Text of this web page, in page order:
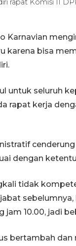
rapat Komisi II
Karnavian
karena bisa
untuk seluruh
rapat kerja
dengan
tidak
sebelumnya,
10.00, jadi
bertambah dan